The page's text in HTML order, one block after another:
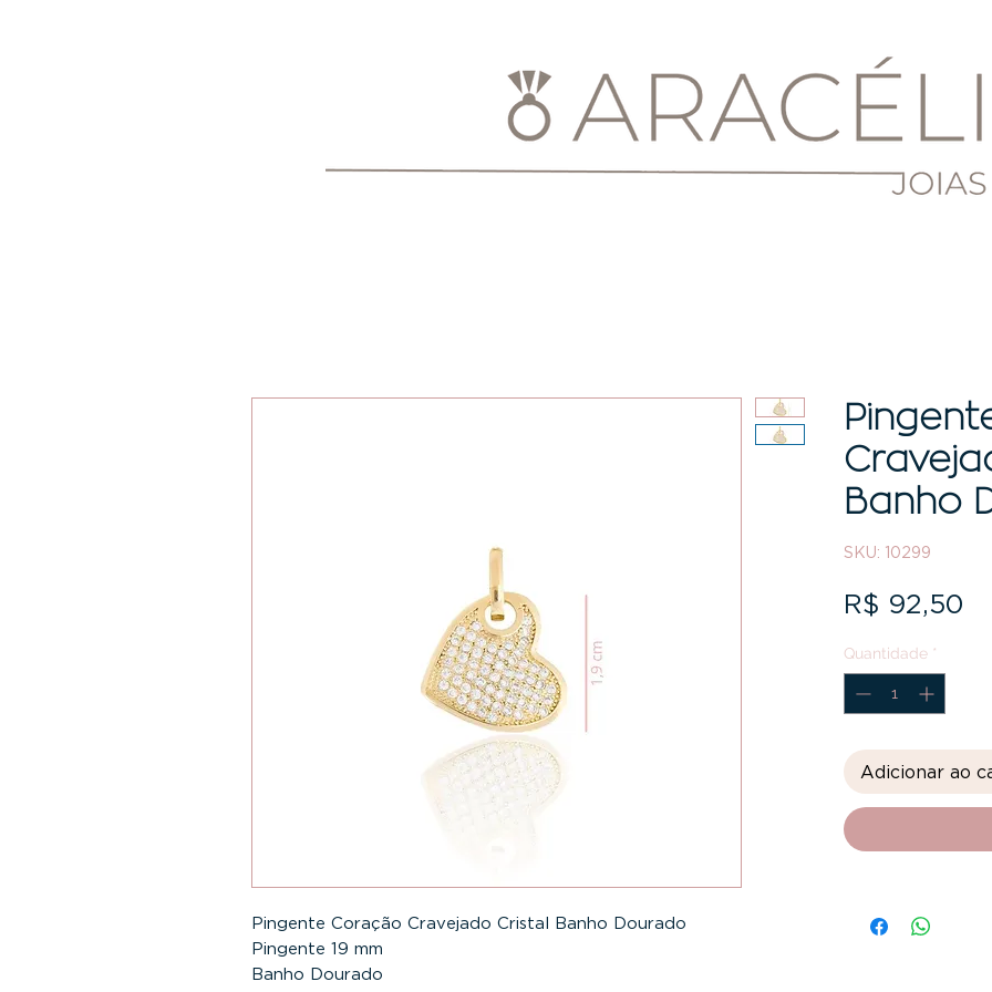
Pingente Coração Cravejado Cristal Banho Dourado
Pingente 19 mm
Banho Dourado
Banho
SKU: 10299
R$ 92,50
Quantidade *
Adicionar ao